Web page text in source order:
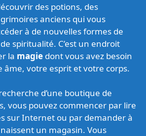
des potions, des
anciens qui vous
à de nouvelles formes de
spiritualité. C’est un endroit
la magie dont vous avez besoin
âme, votre esprit et votre corps.
d’une boutique de
vous pouvez commencer par lire
sur Internet ou par demander à
un magasin. Vous